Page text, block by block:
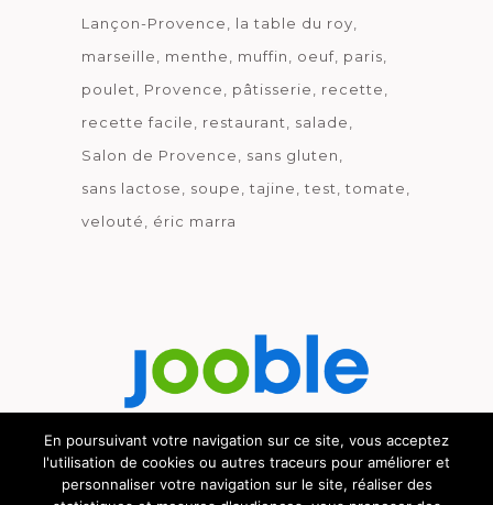
Lançon-Provence
la table du roy
marseille
menthe muffin oeuf paris
poulet
Provence pâtisserie
recette
recette facile
restaurant
salade
Salon de Provence
sans gluten
sans lactose
soupe tajine test
tomate
velouté
éric marra
Découvrez le métier de la cuisine.
En poursuivant votre navigation sur ce site, vous acceptez
l'utilisation de cookies ou autres traceurs pour améliorer et
personnaliser votre navigation sur le site, réaliser des